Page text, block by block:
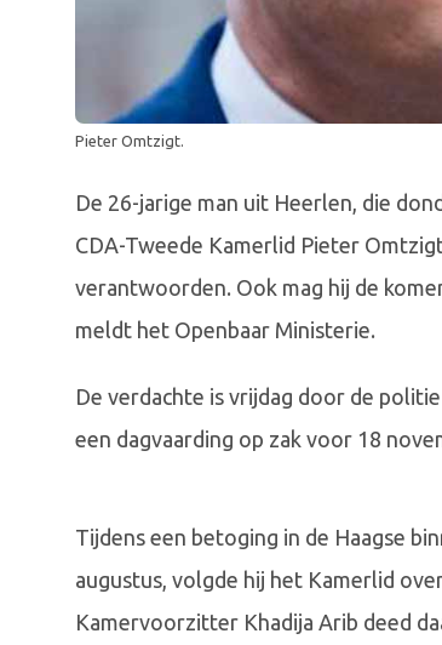
Pieter Omtzigt.
De 26-jarige man uit Heerlen, die
CDA-Tweede Kamerlid Pieter
verantwoorden. Ook mag hij de
meldt het Openbaar Ministerie.
De verdachte is vrijdag door de
een dagvaarding op zak voor 18
Tijdens een betoging in de Haagse
augustus, volgde hij het Kamerlid
Kamervoorzitter Khadija Arib deed